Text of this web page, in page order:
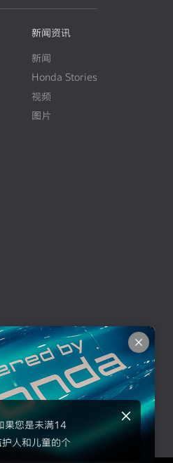
果您是未满14
人和儿童的个
新闻资讯
新闻
Honda Stories
视频
图片
公司
公司